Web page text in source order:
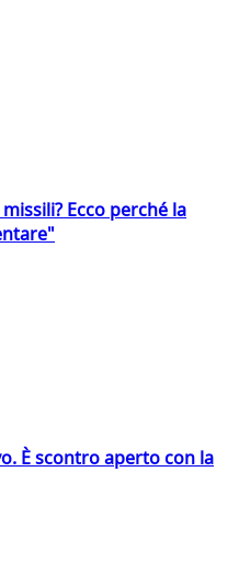
Ecco perché la
È scontro aperto con la